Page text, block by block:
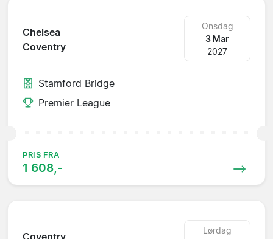
Chelsea
Coventry
Onsdag
3 Mar
2027
Stamford Bridge
Premier League
PRIS FRA
1 608,-
Lørdag